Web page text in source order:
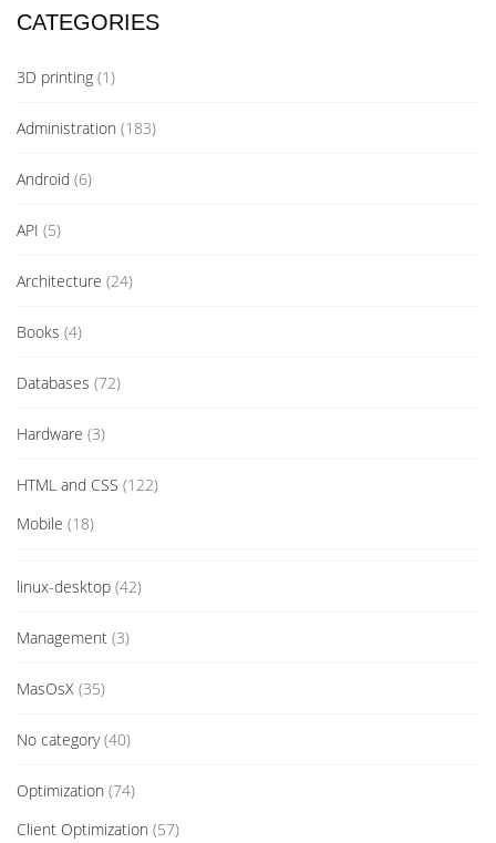
CATEGORIES
3D printing (1)
Administration (183)
Android (6)
API (5)
Architecture (24)
Books (4)
Databases (72)
Hardware (3)
HTML and CSS (122)
Mobile (18)
linux-desktop (42)
Management (3)
MasOsX (35)
No category(40)
Optimization (74)
Client Optimization (57)